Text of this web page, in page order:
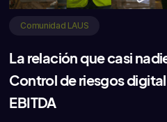
Comunidad LAUS
La relación que casi
Control de riesgos
EBITDA